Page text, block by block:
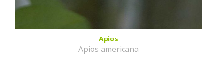
Apios
Apios americana